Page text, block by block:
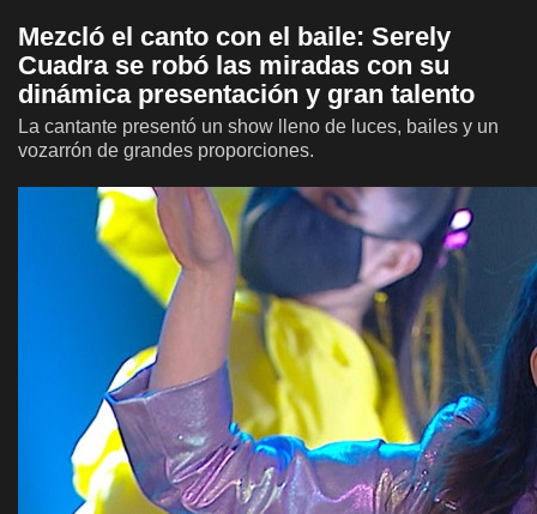
Mezcló el canto con el baile: Serely
Cuadra se robó las miradas con su
dinámica presentación y gran talento
La cantante presentó un show lleno de luces, bailes y un
vozarrón de grandes proporciones.